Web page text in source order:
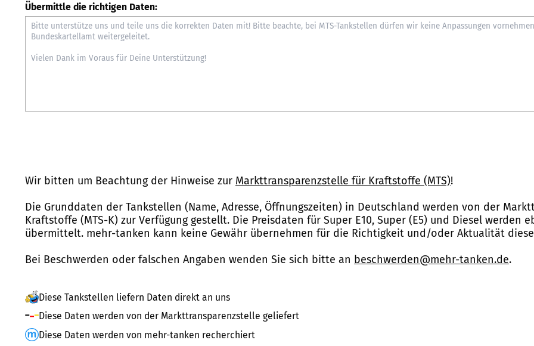
Übermittle die richtigen Daten:
Wir bitten um Beachtung der Hinweise zur Markttransparenzstelle für Kraftstoffe (MTS)!
Die Grunddaten der Tankstellen (Name, Adresse, Öffnungszeiten) in Deutschland werden von der
Kraftstoffe (MTS-K) zur Verfügung gestellt. Die Preisdaten für Super E10, Super (E5) und Diesel werden
übermittelt. mehr-tanken kann keine Gewähr übernehmen für die Richtigkeit und/oder Aktualität
Bei Beschwerden oder falschen Angaben wenden Sie sich bitte an beschwerden@mehr-tanken.de.
Diese Tankstellen liefern Daten direkt an uns
Diese Daten werden von der Markttransparenzstelle geliefert
Diese Daten werden von mehr-tanken recherchiert